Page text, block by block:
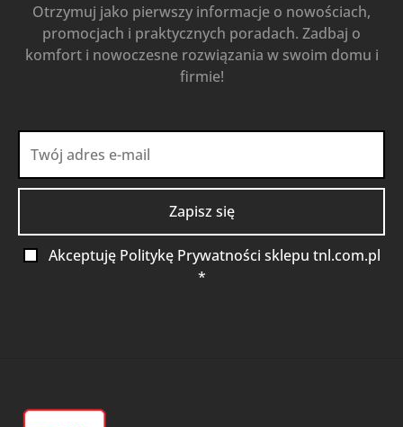
Otrzymuj jako pierwszy informacje o nowościach,
promocjach i praktycznych poradach. Zadbaj o
komfort i nowoczesne rozwiązania w swoim domu i
firmie!
Akceptuję Politykę Prywatności sklepu tnl.com.pl
*